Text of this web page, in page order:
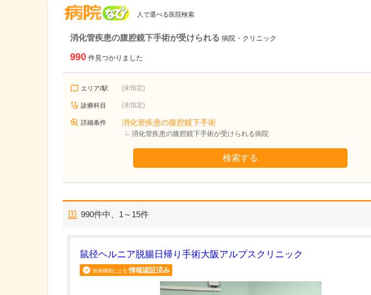
人で選べる医院検索
消化管疾患の腹腔鏡下手術が受けられる 病院・クリニック
990 件見つかりました
エリア/駅 (未指定)
診療科目 (未指定)
詳細条件 消化管疾患の腹腔鏡下手術
消化管疾患の腹腔鏡下手術が受けられる病院
検索する
990件中、 1～15件
鼠径ヘルニア脱腸日帰り手術大阪アルプスクリニック
医療機関による 情報認証済み
よしだ整形外科クリニック
吉田 泰雄院長取材記事
ついて調べたことがあり
の存在を知り、私もその